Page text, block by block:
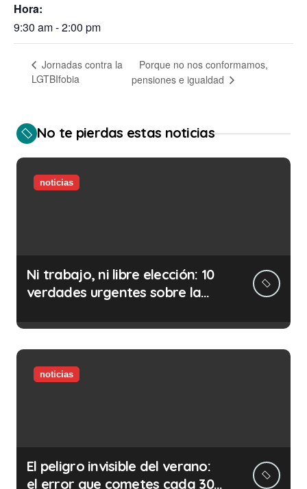
Hora:
9:30 am - 2:00 pm
Jornadas contra la
LGTBIfobia
Porque no nos conformamos,
pensiones e igualdad
No te pierdas estas noticias
noticias
Ni trabajo, ni libre elección: 10
verdades urgentes sobre la
noticias
El peligro invisible del verano:
el error que cometes cada 30